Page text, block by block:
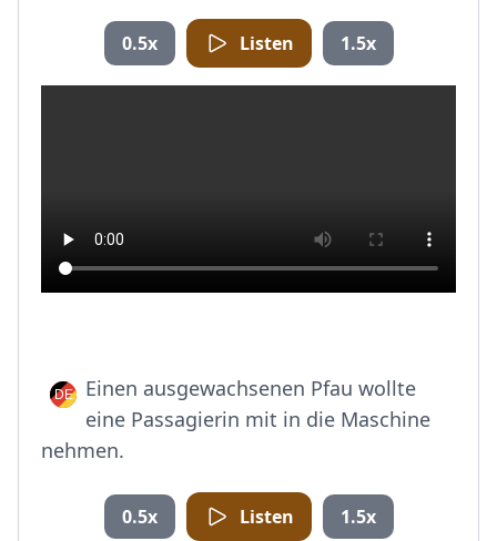
0.5x Listen 1.5x
Einen ausgewachsenen Pfau wollte
eine Passagierin mit in die Maschine
nehmen.
0.5x Listen 1.5x